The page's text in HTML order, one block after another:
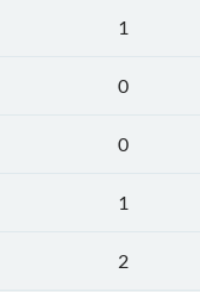
1
0
0
1
2